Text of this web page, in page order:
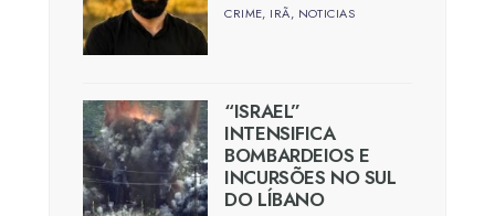
CRIME, IRÃ, NOTICIAS
“ISRAEL”
INTENSIFICA
BOMBARDEIOS E
INCURSÕES NO SUL
DO LÍBANO